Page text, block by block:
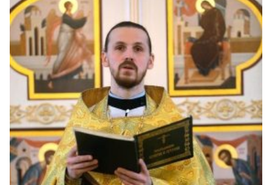
прекрасно понимая, что происходит […]